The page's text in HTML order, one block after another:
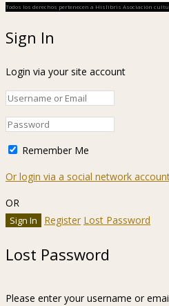
Todos los derechos pertenecen a Hislibris Asociación
Sign In
Login via your site account
Remember Me
Or login via a social network
OR
Register Lost Password
Lost Password
Please enter your username or